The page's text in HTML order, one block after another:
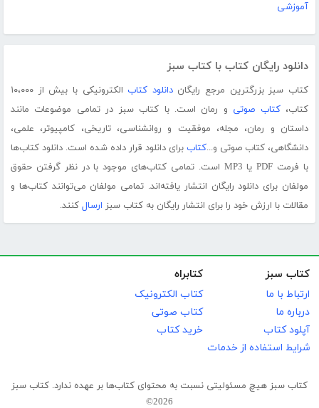
آموزشی
دانلود رایگان کتاب با کتاب سبز
کتاب سبز بزرگترین مرجع رایگاندانلود کتاب
الکترونیکی با بیش از ۱۰،۰۰۰
کتاب،کتاب صوتی و رمان است. با کتاب سبز در تمامی موضوعات مانند
داستان و رمان، مجله، موفقیت و روانشناسی، تاریخی، کامپیوتر، علمی،
دانشگاهی، کتاب صوتی و...کتاب برای دانلود قرار داده شده است. دانلود کتاب‌ها
با فرمت PDF یا MP3 است. تمامی کتاب‌های موجود با در نظر گرفتن حقوق
مولفان برای دانلود رایگان انتشار یافته‌اند. تمامی مولفان می‌توانند کتاب‌ها و
مقالات با ارزش خود را برای انتشار رایگان به کتاب سبز ارسال کنند.
کتاب سبز
ارتباط با ما
درباره ما
آپلود کتاب
شرایط استفاده از خدمات
کتابراه
کتاب الکترونیک
کتاب صوتی
خرید کتاب
کتاب سبز هیچ مسئولیتی نسبت به محتوای کتاب‌ها بر عهده ندارد. کتاب سبز
2026©